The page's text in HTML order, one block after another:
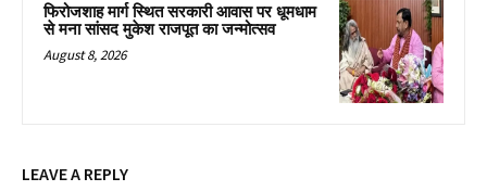
फिरोजशाह मार्ग स्थित सरकारी आवास पर धूमधाम
से मना सांसद मुकेश राजपूत का जन्मोत्सव
August 8, 2026
LEAVE A REPLY